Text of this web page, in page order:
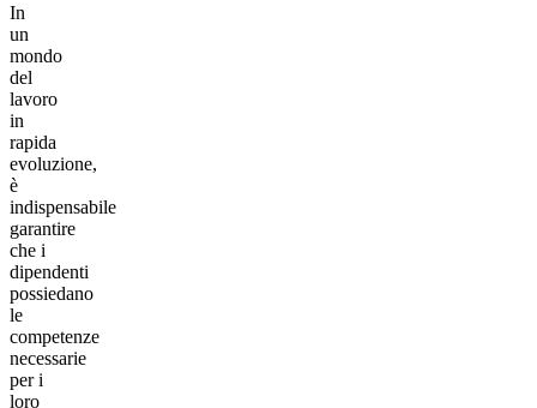
In
un
mondo
del
lavoro
in
rapida
evoluzione,
è
indispensabile
garantire
che i
dipendenti
possiedano
le
competenze
necessarie
per i
loro